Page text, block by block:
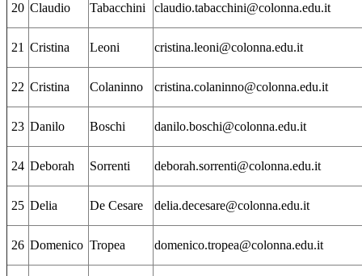
20 Claudio Tabacchini claudio.tabacchini@colonna.edu.it
21 Cristina Leoni cristina.leoni@colonna.edu.it
22 Cristina Colaninno cristina.colaninno@colonna.edu.it
23 Danilo Boschi danilo.boschi@colonna.edu.it
24 Deborah Sorrenti deborah.sorrenti@colonna.edu.it
25 Delia De Cesare delia.decesare@colonna.edu.it
26 Domenico Tropea domenico.tropea@colonna.edu.it